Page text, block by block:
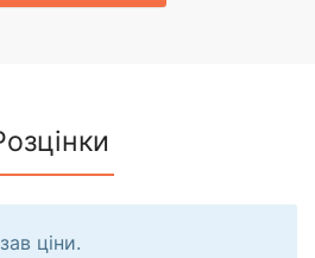
ціни.